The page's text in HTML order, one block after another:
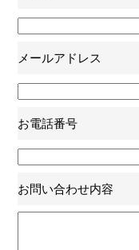
メールアドレス
お電話番号
お問い合わせ内容